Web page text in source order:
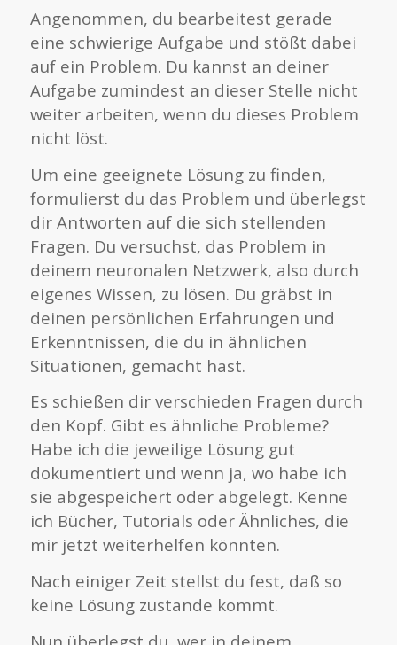
Angenommen, du bearbeitest gerade
eine schwierige Aufgabe und stößt dabei
auf ein Problem. Du kannst an deiner
Aufgabe zumindest an dieser Stelle nicht
weiter arbeiten, wenn du dieses Problem
nicht löst.
Um eine geeignete Lösung zu finden,
formulierst du das Problem und überlegst
dir Antworten auf die sich stellenden
Fragen. Du versuchst, das Problem in
deinem neuronalen Netzwerk, also durch
eigenes Wissen, zu lösen. Du gräbst in
deinen persönlichen Erfahrungen und
Erkenntnissen, die du in ähnlichen
Situationen, gemacht hast.
Es schießen dir verschieden Fragen durch
den Kopf. Gibt es ähnliche Probleme?
Habe ich die jeweilige Lösung gut
dokumentiert und wenn ja, wo habe ich
sie abgespeichert oder abgelegt. Kenne
ich Bücher, Tutorials oder Ähnliches, die
mir jetzt weiterhelfen könnten.
Nach einiger Zeit stellst du fest, daß so
keine Lösung zustande kommt.